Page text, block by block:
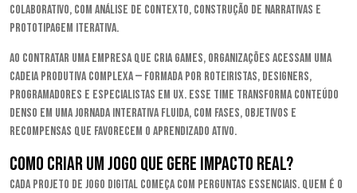
colaborativo, com análise de contexto, construção de narrativas e
prototipagem iterativa.
Ao contratar uma empresa que cria games, organizações acessam uma
cadeia produtiva complexa — formada por roteiristas, designers,
programadores e especialistas em UX. Esse time transforma conteúdo
denso em uma jornada interativa fluida, com fases, objetivos e
recompensas que favorecem o aprendizado ativo.
Como criar um jogo que gere impacto real?
Cada projeto de jogo digital começa com perguntas essenciais. Quem é o